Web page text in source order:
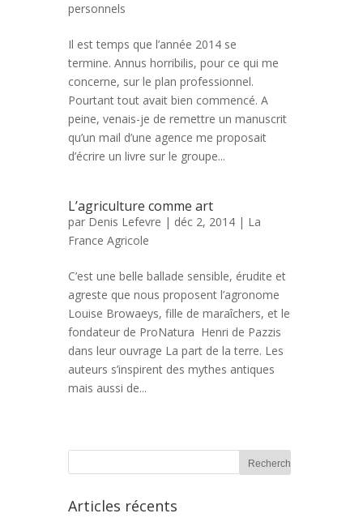
personnels
Il est temps que l’année 2014 se
termine. Annus horribilis, pour ce qui me
concerne, sur le plan professionnel.
Pourtant tout avait bien commencé. A
peine, venais-je de remettre un manuscrit
qu’un mail d’une agence me proposait
d’écrire un livre sur le groupe...
L’agriculture comme art
par Denis Lefevre | déc 2, 2014 | La
France Agricole
C’est une belle ballade sensible, érudite et
agreste que nous proposent l’agronome
Louise Browaeys, fille de maraîchers, et le
fondateur de ProNatura Henri de Pazzis
dans leur ouvrage La part de la terre. Les
auteurs s’inspirent des mythes antiques
mais aussi de...
Articles récents